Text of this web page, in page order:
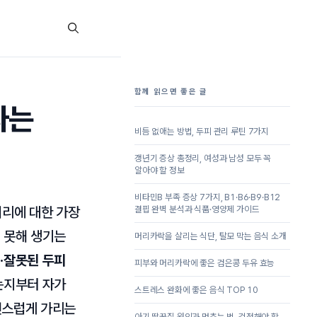
는
에 대한 가장
해 생기는
못된 두피
부터 자가
럽게 가리는
함께 읽으면 좋은 글
비듬 없애는 방법, 두피 관리 루틴 7가지
갱년기 증상 총정리, 여성과 남성 모두 꼭
알아야 할 정보
비타민B 부족 증상 7가지, B1·B6·B9·B12
결핍 완벽 분석과 식품·영양제 가이드
머리카락을 살리는 식단, 탈모 막는 음식 소개
피부와 머리카락에 좋은 검은콩 두유 효능
스트레스 완화에 좋은 음식 TOP 10